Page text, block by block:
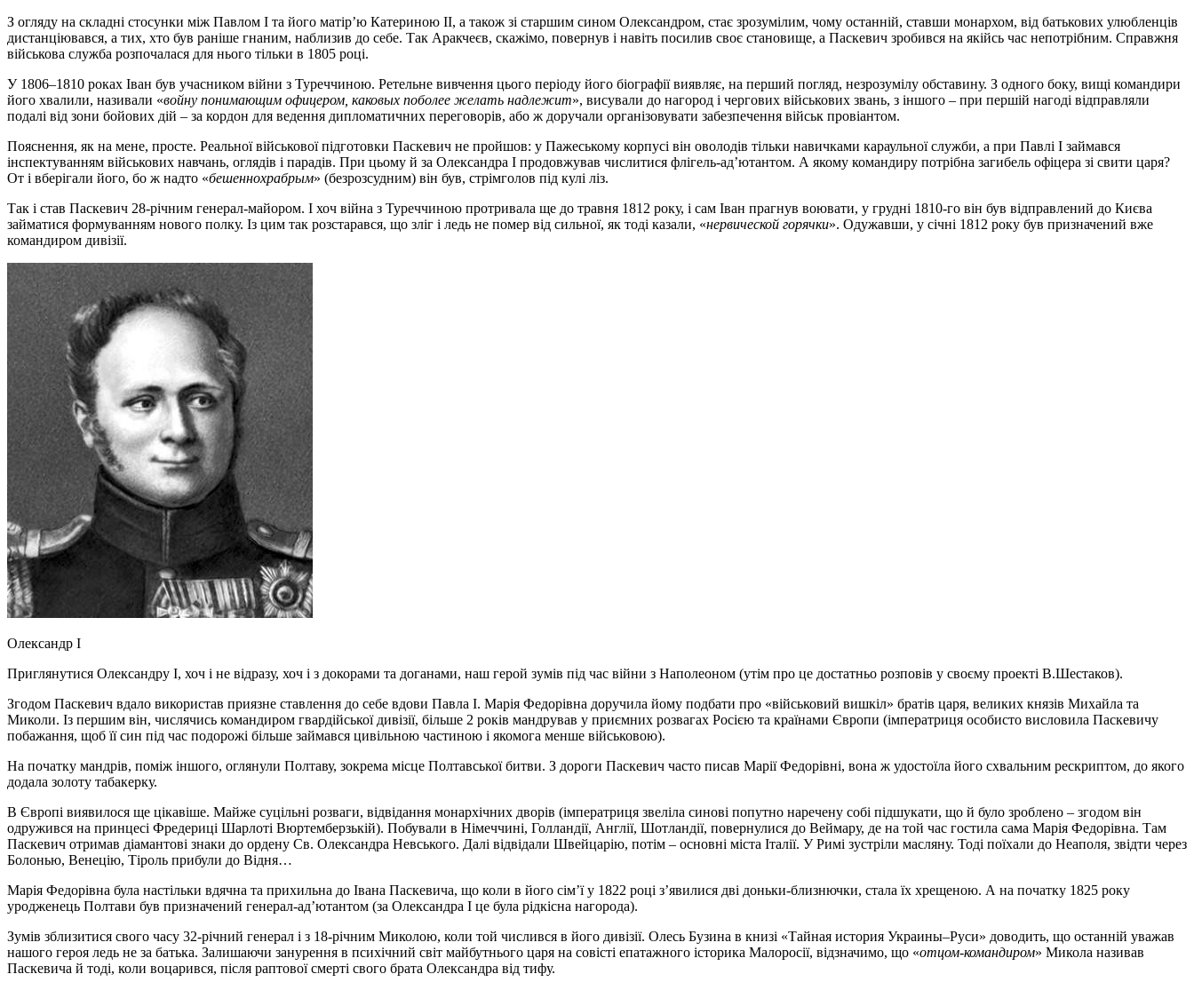
З огляду на складні стосунки між Павлом I та його матір’ю Катериною II, а також зі старшим сином Олександром, стає зрозумілим, чому останній, ставши монархом, від батькових улюбленців
дистанціювався, а тих, хто був раніше гнаним, наблизив до себе. Так Аракчеєв, скажімо, повернув і навіть посилив своє становище, а Паскевич зробився на якійсь час непотрібним. Справжня
військова служба розпочалася для нього тільки в 1805 році.
У 1806–1810 роках Іван був учасником війни з Туреччиною. Ретельне вивчення цього періоду його біографії виявляє, на перший погляд, незрозумілу обставину. З одного боку, вищі командири
його хвалили, називали «войну понимающим офицером, каковых поболее желать надлежит», висували до нагород і чергових військових звань, з іншого – при першій нагоді відправляли
подалі від зони бойових дій – за кордон для ведення дипломатичних переговорів, або ж доручали організовувати забезпечення військ провіантом.
Пояснення, як на мене, просте. Реальної військової підготовки Паскевич не пройшов: у Пажеському корпусі він оволодів тільки навичками караульної служби, а при Павлі I займався
інспектуванням військових навчань, оглядів і парадів. При цьому й за Олександра I продовжував числитися флігель-ад’ютантом. А якому командиру потрібна загибель офіцера зі свити царя?
От і вберігали його, бо ж надто «бешеннохрабрым» (безрозсудним) він був, стрімголов під кулі ліз.
Так і став Паскевич 28-річним генерал-майором. І хоч війна з Туреччиною протривала ще до травня 1812 року, і сам Іван прагнув воювати, у грудні 1810-го він був відправлений до Києва
займатися формуванням нового полку. Із цим так розстарався, що зліг і ледь не помер від сильної, як тоді казали, «нервической горячки». Одужавши, у січні 1812 року був призначений вже
командиром дивізії.
Олександр I
Приглянутися Олександру I, хоч і не відразу, хоч і з докорами та доганами, наш герой зумів під час війни з Наполеоном (утім про це достатньо розповів у своєму проекті В.Шестаков).
Згодом Паскевич вдало використав приязне ставлення до себе вдови Павла I. Марія Федорівна доручила йому подбати про «військовий вишкіл» братів царя, великих князів Михайла та
Миколи. Із першим він, числячись командиром гвардійської дивізії, більше 2 років мандрував у приємних розвагах Росією та країнами Європи (імператриця особисто висловила Паскевичу
побажання, щоб її син під час подорожі більше займався цивільною частиною і якомога менше військовою).
На початку мандрів, поміж іншого, оглянули Полтаву, зокрема місце Полтавської битви. З дороги Паскевич часто писав Марії Федорівні, вона ж удостоїла його схвальним рескриптом, до якого
додала золоту табакерку.
В Європі виявилося ще цікавіше. Майже суцільні розваги, відвідання монархічних дворів (імператриця звеліла синові попутно наречену собі підшукати, що й було зроблено – згодом він
одружився на принцесі Фредериці Шарлоті Вюртемберзькій). Побували в Німеччині, Голландії, Англії, Шотландії, повернулися до Веймару, де на той час гостила сама Марія Федорівна. Там
Паскевич отримав діамантові знаки до ордену Св. Олександра Невського. Далі відвідали Швейцарію, потім – основні міста Італії. У Римі зустріли масляну. Тоді поїхали до Неаполя, звідти через
Болонью, Венецію, Тіроль прибули до Відня…
Марія Федорівна була настільки вдячна та прихильна до Івана Паскевича, що коли в його сім’ї у 1822 році з’явилися дві доньки-близнючки, стала їх хрещеною. А на початку 1825 року
уродженець Полтави був призначений генерал-ад’ютантом (за Олександра I це була рідкісна нагорода).
Зумів зблизитися свого часу 32-річний генерал і з 18-річним Миколою, коли той числився в його дивізії. Олесь Бузина в книзі «Тайная история Украины–Руси» доводить, що останній уважав
нашого героя ледь не за батька. Залишаючи занурення в психічний світ майбутнього царя на совісті епатажного історика Малоросії, відзначимо, що «отцом-командиром» Микола називав
Паскевича й тоді, коли воцарився, після раптової смерті свого брата Олександра від тифу.